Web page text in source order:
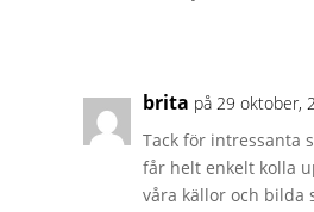
brita på 29 oktober,
Tack för intressanta
får helt enkelt kolla
våra källor och bilda